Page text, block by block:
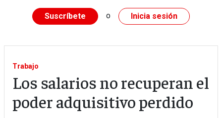
Suscríbete o Inicia sesión
Trabajo
Los salarios no recuperan el
poder adquisitivo perdido